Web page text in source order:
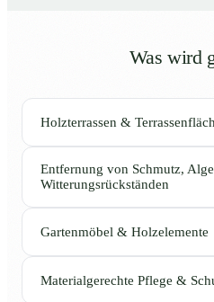
Was wird
Holzterrassen &
Entfernung von Schmutz,
Witterungsrückständen
Gartenmöbel & Holzelemente
Materialgerechte Pflege &